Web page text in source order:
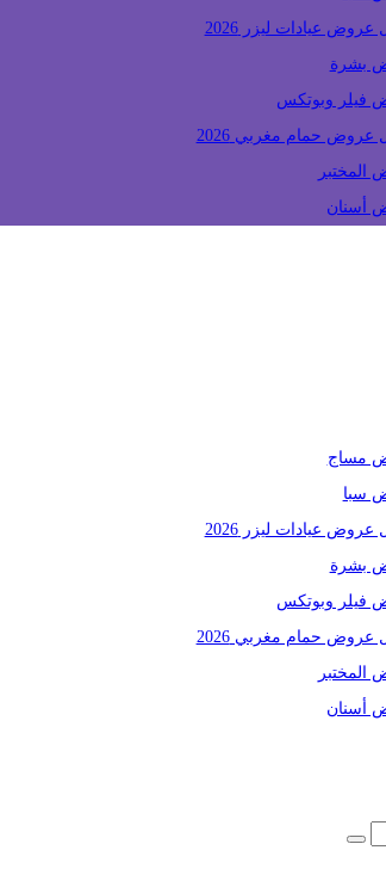
عروض عيادات ليزر 2026
بشرة
فيلر وبوتكس
عروض حمام مغربي 2026
المختبر
أسنان
مساج
سبا
عروض عيادات ليزر 2026
بشرة
فيلر وبوتكس
عروض حمام مغربي 2026
المختبر
أسنان